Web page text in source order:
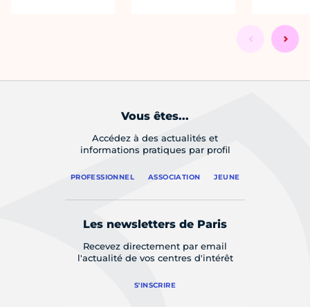
Vous êtes...
Accédez à des actualités et
informations pratiques par profil
PROFESSIONNEL ASSOCIATION JEUNE
Les newsletters de Paris
Recevez directement par email
l'actualité de vos centres d'intérêt
S'INSCRIRE